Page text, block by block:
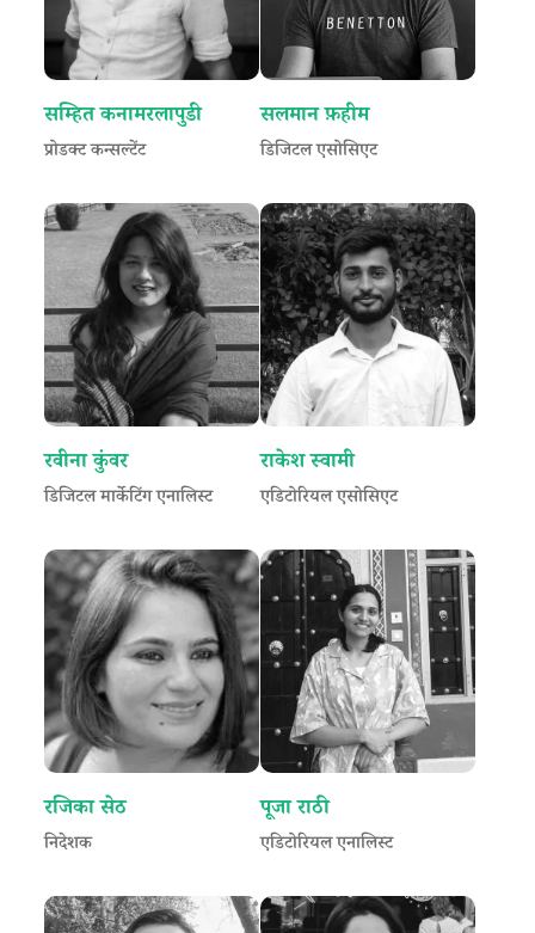
सम्हित कनामरलापुडी
प्रोडक्ट कन्सल्टेंट
सलमान फ़हीम
डिजिटल एसोसिएट
रवीना कुंवर
डिजिटल मार्केटिंग एनालिस्ट
राकेश स्वामी
एडिटोरियल एसोसिएट
रजिका सेठ
निदेशक
पूजा राठी
एडिटोरियल एनालिस्ट